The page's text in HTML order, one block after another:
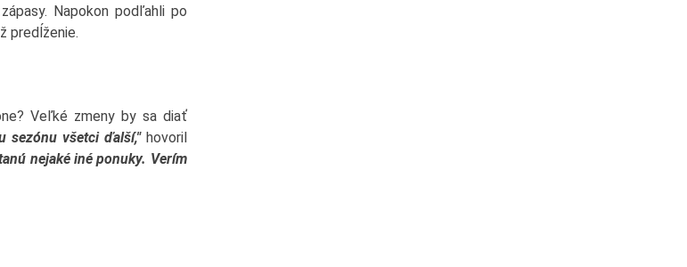
Napokon podľahli po
predĺženie.
Veľké zmeny by sa diať
sezónu všetci ďalší,"hovoril
nejaké iné ponuky. Verím